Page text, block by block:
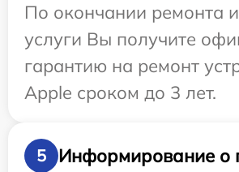
По окончании ремонта
услуги Вы получите
гарантию на ремонт
Apple сроком до 3 лет.
5
Информирование о